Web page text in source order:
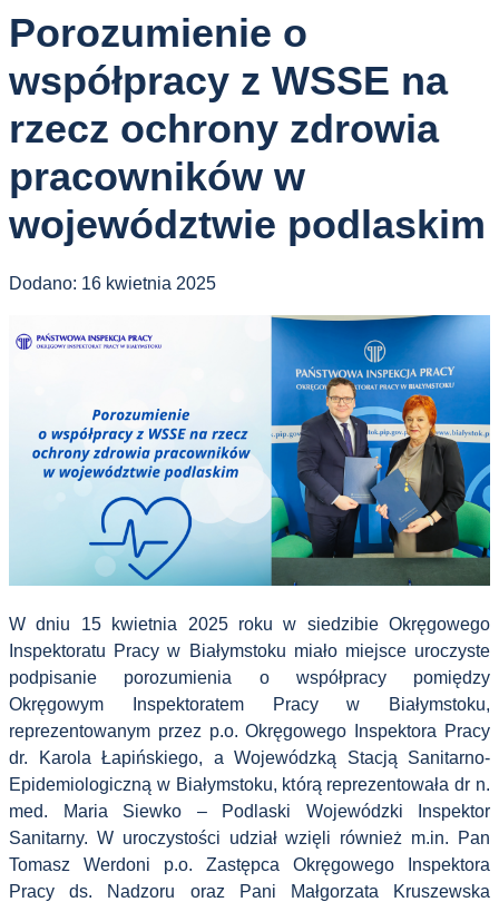
Porozumienie o
współpracy z WSSE na
rzecz ochrony zdrowia
pracowników w
województwie podlaskim
Dodano: 16 kwietnia 2025
W dniu 15 kwietnia 2025 roku w siedzibie Okręgowego
Inspektoratu Pracy w Białymstoku miało miejsce uroczyste
podpisanie porozumienia o współpracy pomiędzy
Okręgowym Inspektoratem Pracy w Białymstoku,
reprezentowanym przez p.o. Okręgowego Inspektora Pracy
dr. Karola Łapińskiego, a Wojewódzką Stacją Sanitarno-
Epidemiologiczną w Białymstoku, którą reprezentowała dr n.
med. Maria Siewko – Podlaski Wojewódzki Inspektor
Sanitarny. W uroczystości udział wzięli również m.in. Pan
Tomasz Werdoni p.o. Zastępca Okręgowego Inspektora
Pracy ds. Nadzoru oraz Pani Małgorzata Kruszewska